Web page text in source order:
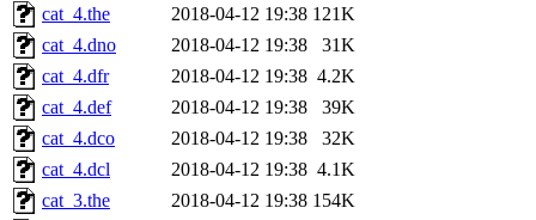
cat_4.the
2018-04-12 19:38 121K
cat_4.dno
2018-04-12 19:38
31K
cat_4.dfr
2018-04-12 19:38 4.2K
cat_4.def
2018-04-12 19:38
39K
cat_4.dco
2018-04-12 19:38
32K
cat_4.dcl
2018-04-12 19:38 4.1K
cat_3.the
2018-04-12 19:38 154K